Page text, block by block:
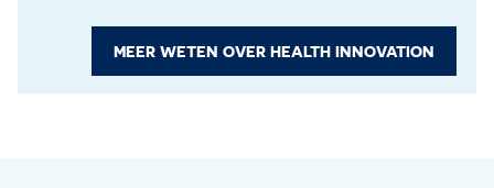
MEER WETEN OVER HEALTH INNOVATION